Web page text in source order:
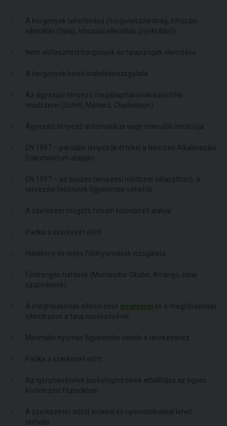
A horgonyok teherbírása (horgonyszilárdság, kihúzási
ellenállás (talaj), kihúzási ellenállás (injektálás))
Nem előfeszített horgonyok és talajszögek elemzése
A horgonyok belső stabilitásvizsgálata
Az ágyazási tényező megállapításának különféle
módszerei (Schitt, Ménard, Chadeisson)
Ágyazási tényező automatikus vagy manuális iterációja
EN 1997 – parciális tényezők értékei a Nemzeti Alkalmazási
Dokumentum alapján
EN 1997 – az összes tervezési módszer választható, a
tervezési feltételek figyelembe vehetők
A szerkezet mögötti felszín különböző alakjai
Padka a szerkezet előtt
Hatékony és teljes földnyomások vizsgálata
Földrengés hatások (Mononobe-Okabe, Arrango, kínai
szabványok)
A meghibásodás ellenőrzése emeléssel és a meghibásodás
ellenőrzése a talaj csövezésével
Minimális nyomás figyelembe vétele a tervezéshez
Padka a szerkezet előtt
Az igénybevételek burkológörbéinek előállítása az egyes
kivitelezési fázisokban
A szerkezetet adott erőkkel és nyomatékokkal lehet
terhelni